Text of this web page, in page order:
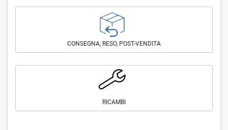
CONSEGNA, RESO, POST-VENDITA
RICAMBI